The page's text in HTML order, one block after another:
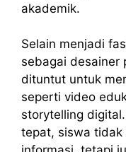
akademik.
Selain menjadi
sebagai desainer
dituntut untuk
seperti video
storytelling
tepat, siswa tidak